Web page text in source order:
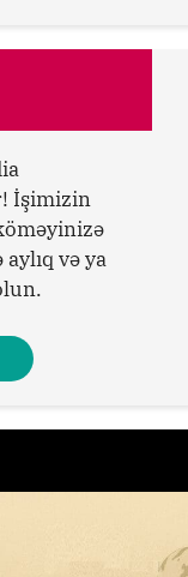
İşimizin
və ya